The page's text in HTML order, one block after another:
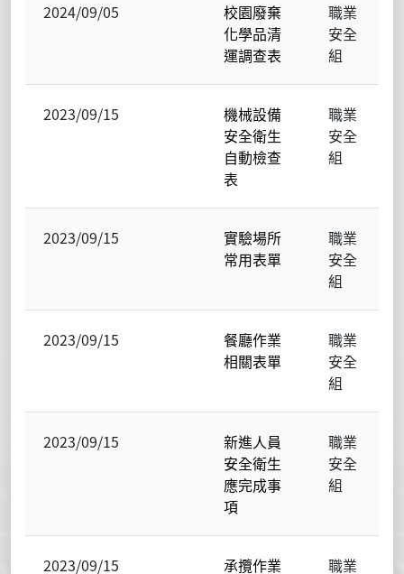
2024/09/05
校園廢棄
化學品清
運調查表
職業
安全
組
2023/09/15
機械設備
安全衛生
自動檢查
表
職業
安全
組
2023/09/15
實驗場所
常用表單
職業
安全
組
2023/09/15
餐廳作業
相關表單
職業
安全
組
2023/09/15
新進人員
安全衛生
應完成事
項
職業
安全
組
2023/09/15 承攬作業 職業